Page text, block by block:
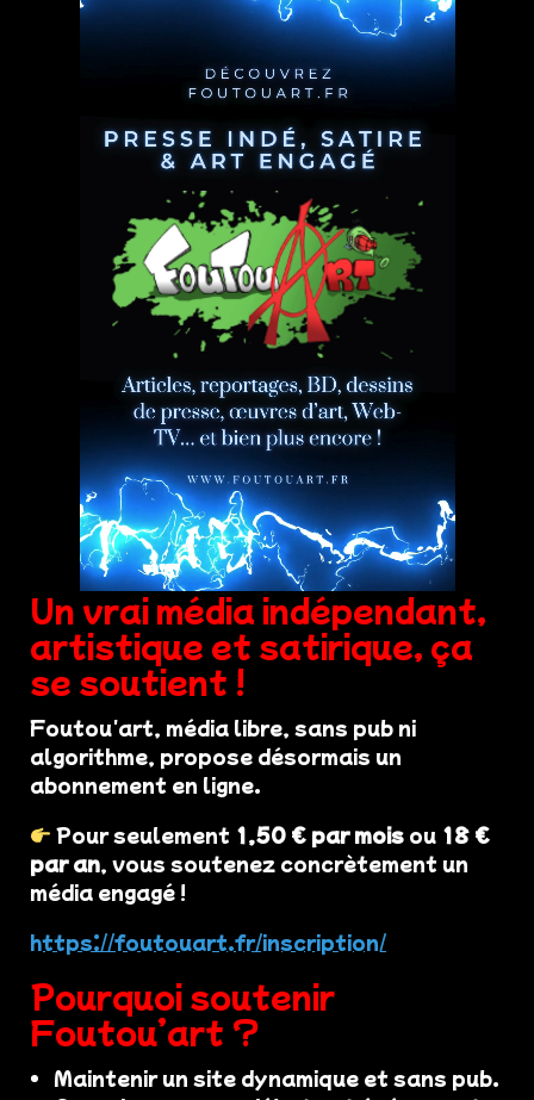
Un vrai média indépendant,
artistique et satirique, ça
se soutient !
Foutou'art, média libre, sans pub ni
algorithme, propose désormais un
abonnement en ligne.
Pour seulement 1,50 € par mois ou 18 €
par an, vous soutenez concrètement un
média engagé !
https://foutouart.fr/inscription/
Pourquoi soutenir
Foutou’art ?
Maintenir un site dynamique et sans pub.